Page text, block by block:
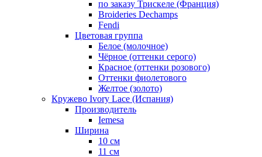
по заказу Трискеле (Франция)
Broideries Dechamps
Fendi
Цветовая группа
Белое (молочное)
Чёрное (оттенки серого)
Красное (оттенки розового)
Оттенки фиолетового
Желтое (золото)
Кружево Ivory Lace (Испания)
Производитель
Iemesa
Ширина
10 см
11 см